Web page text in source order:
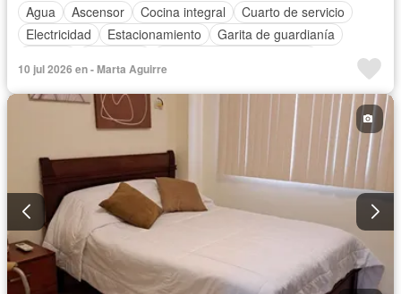
Agua
Ascensor Cocina integral
Cuarto de servicio
Electricidad
Estacionamiento
Garita de guardianía
10 jul 2026 en - Marta Aguirre